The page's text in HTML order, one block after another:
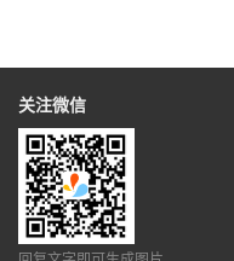
关注微信